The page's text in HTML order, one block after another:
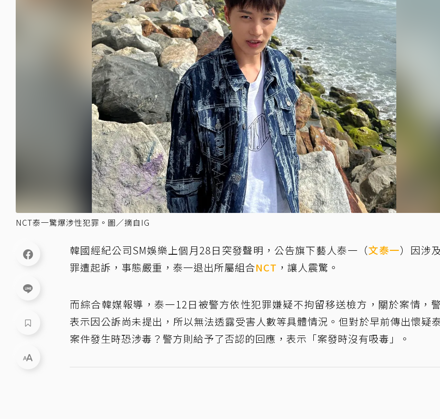
NCT泰一驚爆涉性犯罪。圖／摘自IG
韓國經紀公司SM娛樂上個月28日突發聲明，公告旗下藝人泰一（文泰一）因涉
罪遭起訴，事態嚴重，泰一退出所屬組合NCT ，讓人震驚。
而綜合韓媒報導，泰一12日被警方依性犯罪嫌疑不拘留移送檢方，關於案情，
表示因公訴尚未提出，所以無法透露受害人數等具體情況。但對於早前傳出懷疑
案件發生時恐涉毒？警方則給予了否認的回應，表示「案發時沒有吸毒」。